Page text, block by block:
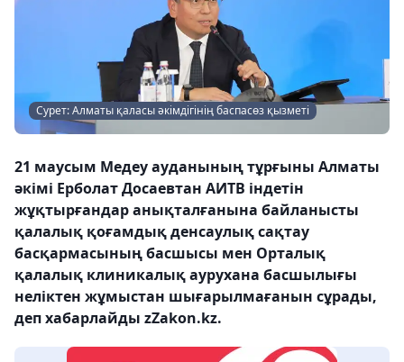
Сурет: Алматы қаласы әкімдігінің баспасөз қызметі
21 маусым Медеу ауданының тұрғыны Алматы
әкімі Ерболат Досаевтан АИТВ індетін
жұқтырғандар анықталғанына байланысты
қалалық қоғамдық денсаулық сақтау
басқармасының басшысы мен Орталық
қалалық клиникалық аурухана басшылығы
неліктен жұмыстан шығарылмағанын сұрады,
деп хабарлайды zZakon.kz.